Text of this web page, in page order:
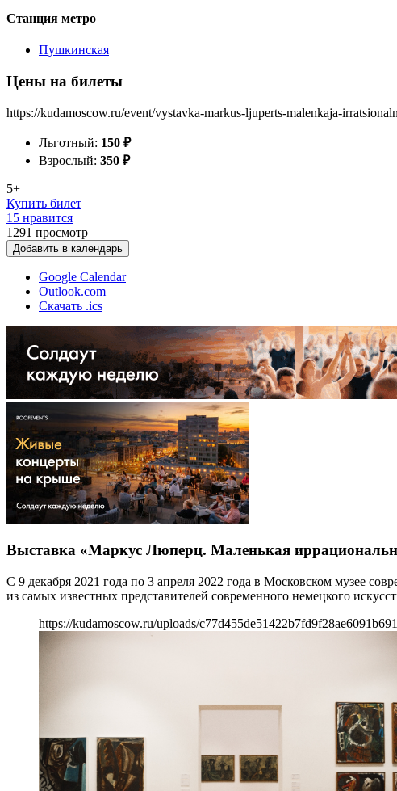
Станция метро
Пушкинская
Цены на билеты
https://kudamoscow.ru/event/vystavka-markus-ljuperts-malenkaja-
Льготный: 150 ₽
Взрослый: 350 ₽
5+
Купить билет
15 нравится
1291 просмотр
Добавить в календарь
Google Calendar
Outlook.com
Скачать .ics
Выставка «Маркус Люперц. Маленькая
С 9 декабря 2021 года по 3 апреля 2022 года в Московском музее
из самых известных представителей современного немецкого
https://kudamoscow.ru/uploads/